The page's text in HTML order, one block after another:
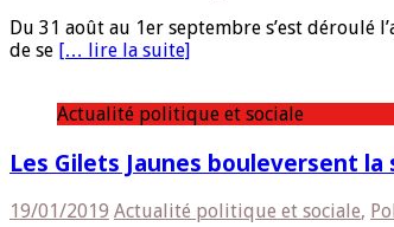
Du 31 août au 1er septembre s’est déroulé
de se [… lire la suite]
Actualité politique et sociale
Les Gilets Jaunes bouleversent
19/01/2019 Actualité politique et sociale,